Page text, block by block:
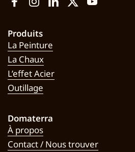
FacebookInstagram
LinkedIn
TwitterYouTube
Produits
La Peinture
La Chaux
L’effet Acier
Outillage
Domaterra
À propos
Contact / Nous trouver